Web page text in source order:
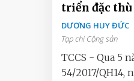
triển đặc thù
DƯƠNG HUY ĐỨC
Tạp chí Cộng sản
TCCS - Qua 5
54/2017/QH14,